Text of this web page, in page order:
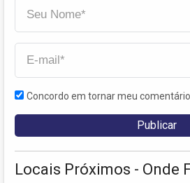
Concordo em tornar meu
Locais Próximos - Onde